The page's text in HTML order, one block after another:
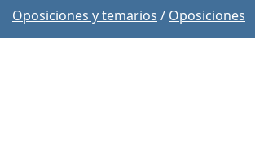
Oposiciones y temarios / Oposiciones